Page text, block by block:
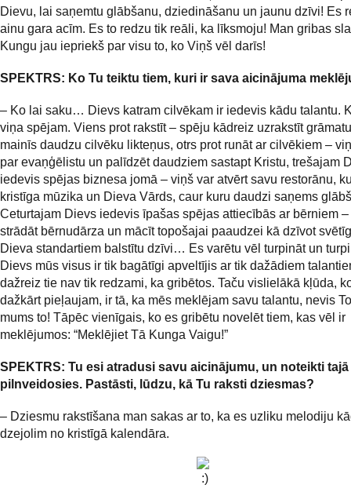
Dievu, lai saņemtu glābšanu, dziedināšanu un jaunu dzīvi! Es
ainu gara acīm. Es to redzu tik reāli, ka līksmoju! Man gribas
Kungu jau iepriekš par visu to, ko Viņš vēl darīs!
SPEKTRS: Ko Tu teiktu tiem, kuri ir sava aicinājuma
– Ko lai saku… Dievs katram cilvēkam ir iedevis kādu talantu.
viņa spējam. Viens prot rakstīt – spēju kādreiz uzrakstīt
mainīs daudzu cilvēku likteņus, otrs prot runāt ar cilvēkiem –
par evaņģēlistu un palīdzēt daudziem sastapt Kristu, trešajam
iedevis spējas biznesa jomā – viņš var atvērt savu restorānu,
kristīga mūzika un Dieva Vārds, caur kuru daudzi saņems
Ceturtajam Dievs iedevis īpašas spējas attiecībās ar bērniem
strādāt bērnudārza un mācīt topošajai paaudzei kā dzīvot
Dieva standartiem balstītu dzīvi… Es varētu vēl turpināt un
Dievs mūs visus ir tik bagātīgi apveltījis ar tik dažādiem
dažreiz tie nav tik redzami, ka gribētos. Taču vislielākā kļūda,
dažkārt pieļaujam, ir tā, ka mēs meklējam savu talantu, nevis
mums to! Tāpēc vienīgais, ko es gribētu novelēt tiem, kas vēl ir
meklējumos: “Meklējiet Tā Kunga Vaigu!”
SPEKTRS: Tu esi atradusi savu aicinājumu, un noteikti tajā
pilnveidosies. Pastāsti, lūdzu, kā Tu raksti dziesmas?
– Dziesmu rakstīšana man sakas ar to, ka es uzliku melodiju
dzejolim no kristīgā kalendāra.